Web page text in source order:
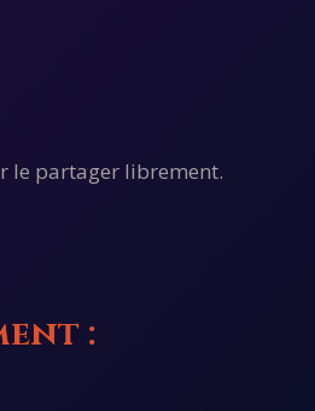
le partager librement.
: